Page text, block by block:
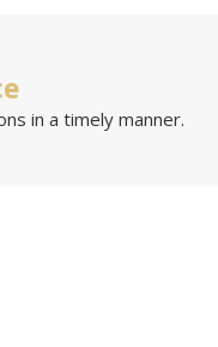
in a timely manner.